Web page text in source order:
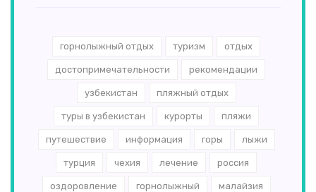
горнолыжный отдых туризм отдых
достопримечательности рекомендации
узбекистан пляжный отдых
туры в узбекистан курорты пляжи
путешествие информация горы лыжи
турция чехия лечение россия
оздоровление горнолыжный малайзия